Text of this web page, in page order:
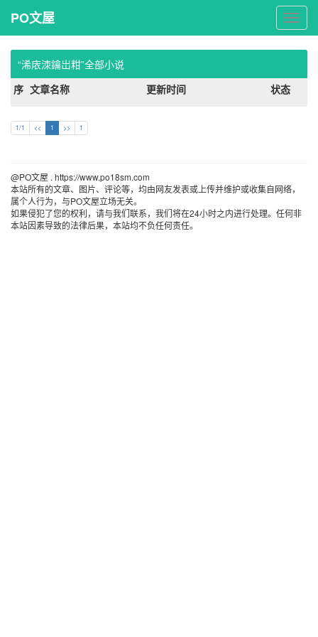
PO
文
屋
PO文屋
“浠庡洓鑰岀粓”全部小说
序 文章名称 更新时间 状态
1/1 << 1 >> 1
@PO文屋 . https://www.po18sm.com
本站所有的文章、图片、评论等，均由网友发表或上传并维护或收集自网络，
属个人行为，与PO文屋立场无关。
如果侵犯了您的权利，请与我们联系，我们将在24小时之内进行处理。任何非
本站因素导致的法律后果，本站均不负任何责任。